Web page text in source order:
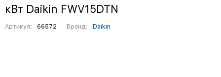
кВт Daikin FWV15DTN
Артикул: 66572 Бренд: Daikin